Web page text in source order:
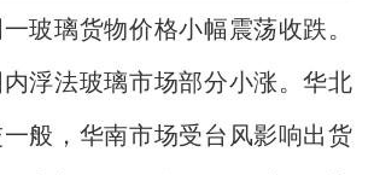
一玻璃货物价格小幅震荡收跌。
浮法玻璃市场部分小涨。华北
般，华南市场受台风影响出货